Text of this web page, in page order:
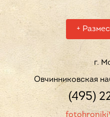
+
г.
Овчинниковская
(495)